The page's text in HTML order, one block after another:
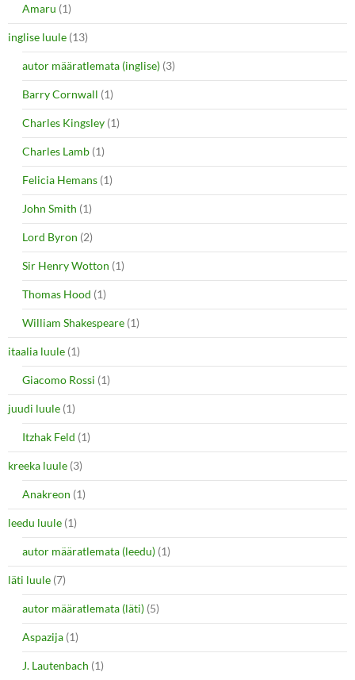
Amaru (1)
inglise luule (13)
autor määratlemata (inglise) (3)
Barry Cornwall (1)
Charles Kingsley (1)
Charles Lamb (1)
Felicia Hemans (1)
John Smith (1)
Lord Byron (2)
Sir Henry Wotton (1)
Thomas Hood (1)
William Shakespeare (1)
itaalia luule (1)
Giacomo Rossi (1)
juudi luule (1)
Itzhak Feld (1)
kreeka luule (3)
Anakreon (1)
leedu luule (1)
autor määratlemata (leedu) (1)
läti luule (7)
autor määratlemata (läti) (5)
Aspazija (1)
J. Lautenbach (1)